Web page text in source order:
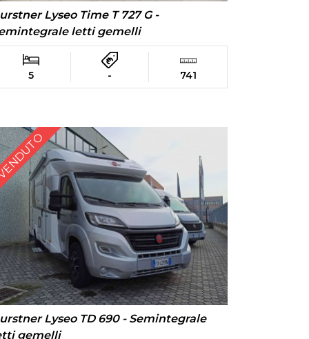
Lyseo Time T 727 G -
letti gemelli
5 - 741
Lyseo TD 690 - Semintegrale
gemelli